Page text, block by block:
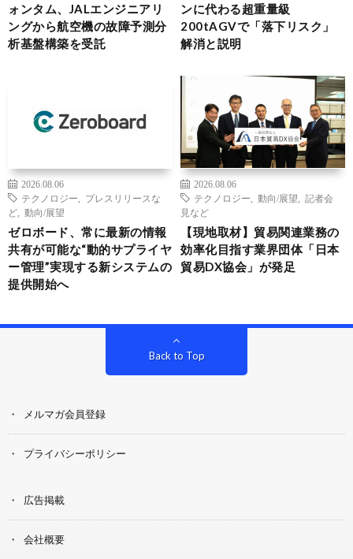
ォンタム、JALエンジニアリ
ングから航空機の故障予測分
析基盤構築を受託
ンに代わる超重量級
200tAGVで「落下リスク」
解消と説明
2026.08.06
テクノロジー
プレスリリースな
ど
動向/展望
ゼロボード、常に最新の情報
共有が可能な“動的サプライヤ
ー管理”実現する新システムの
提供開始へ
2026.08.06
テクノロジー
動向/展望
記者会
見など
【現地取材】貿易関連業務の
効率化目指す業界団体「日本
貿易DX協会」が発足
Back to Top
メルマガ会員登録
プライバシーポリシー
広告掲載
会社概要